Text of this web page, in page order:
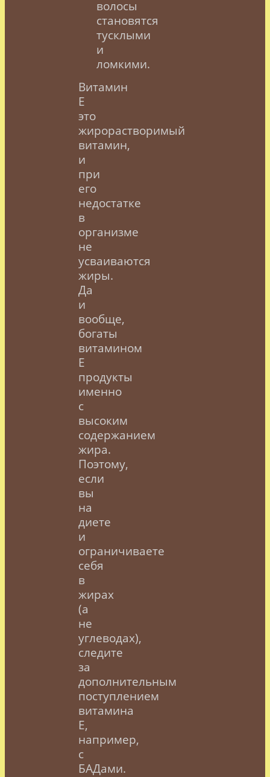
волосы
становятся
тусклыми
и
ломкими.
Витамин
Е
это
жирорастворимый
витамин,
и
при
его
недостатке
в
организме
не
усваиваются
жиры.
Да
и
вообще,
богаты
витамином
Е
продукты
именно
с
высоким
содержанием
жира.
Поэтому,
если
вы
на
диете
и
ограничиваете
себя
в
жирах
(а
не
углеводах),
следите
за
дополнительным
поступлением
витамина
Е,
например,
с
БАДами.